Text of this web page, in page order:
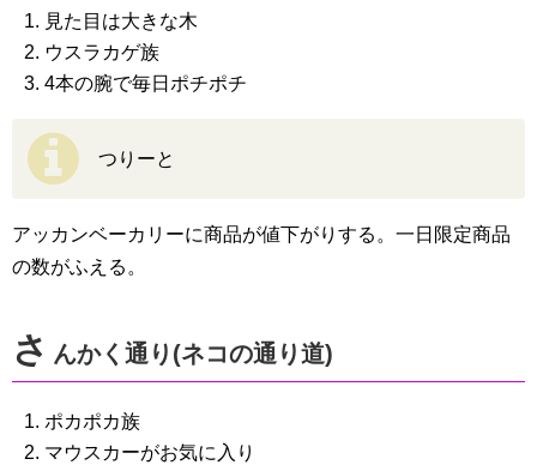
見た目は大きな木
ウスラカゲ族
4本の腕で毎日ポチポチ
つりーと
アッカンベーカリーに商品が値下がりする。一日限定商品
の数がふえる。
さ んかく通り(ネコの通り道)
ポカポカ族
マウスカーがお気に入り